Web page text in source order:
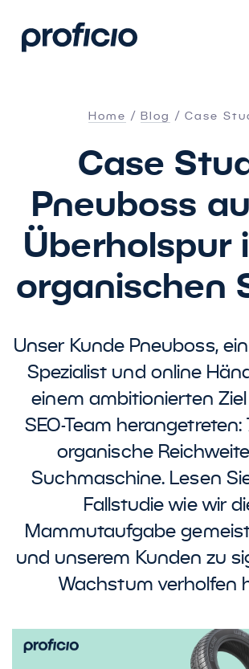
AT
PL
Home Blog Case
Case
Pneuboss
Überholspur
organischen
Unser Kunde Pneuboss,
Spezialist und online
einem ambitionierten
SEO-Team herangetreten:
organische
Suchmaschine. Lesen
Fallstudie wie wir
Mammutaufgabe
und unserem Kunden zu
Wachstum verholfen